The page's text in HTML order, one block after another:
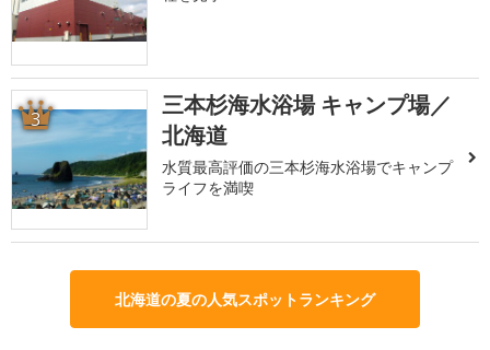
3
三本杉海水浴場 キャンプ場／
北海道
水質最高評価の三本杉海水浴場でキャンプ
ライフを満喫
北海道の夏の人気スポットランキング